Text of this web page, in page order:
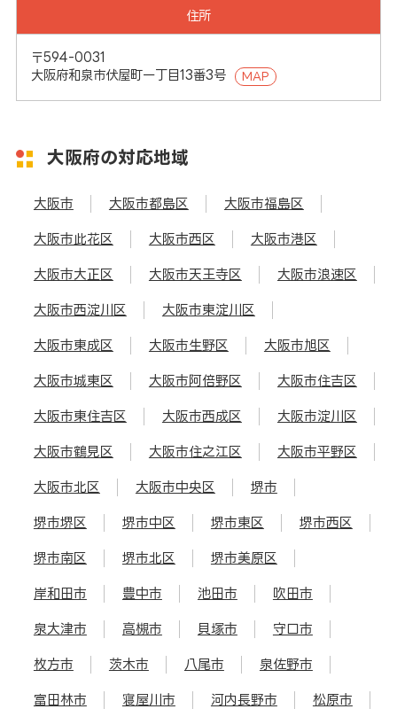
住所
〒594-0031
大阪府和泉市伏屋町一丁目13番3号
MAP
大阪府の対応地域
大阪市 大阪市都島区 大阪市福島区
大阪市此花区 大阪市西区 大阪市港区
大阪市大正区 大阪市天王寺区 大阪市浪速区
大阪市西淀川区 大阪市東淀川区
大阪市東成区 大阪市生野区 大阪市旭区
大阪市城東区 大阪市阿倍野区 大阪市住吉区
大阪市東住吉区 大阪市西成区 大阪市淀川区
大阪市鶴見区 大阪市住之江区 大阪市平野区
大阪市北区 大阪市中央区 堺市
堺市堺区 堺市中区 堺市東区 堺市西区
堺市南区 堺市北区 堺市美原区
岸和田市 豊中市 池田市 吹田市
泉大津市 高槻市 貝塚市 守口市
枚方市 茨木市 八尾市 泉佐野市
富田林市 寝屋川市 河内長野市 松原市